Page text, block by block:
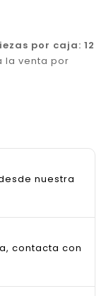
por caja: 12
la venta por
nuestra
contacta con